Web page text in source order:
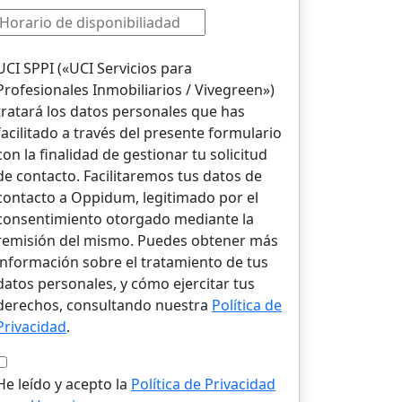
SPPI («UCI Servicios para
Inmobiliarios / Vivegreen»)
los datos personales que has
a través del presente formulario
la finalidad de gestionar tu solicitud
contacto. Facilitaremos tus datos de
a Oppidum, legitimado por el
otorgado mediante la
del mismo. Puedes obtener más
sobre el tratamiento de tus
personales, y cómo ejercitar tus
consultando nuestra Política de
.
leído y acepto la Política de Privacidad